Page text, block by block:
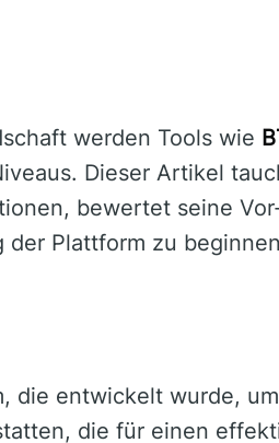
werden Tools wie
Dieser Artikel
bewertet seine
Plattform zu
die entwickelt wurde, um
die für einen